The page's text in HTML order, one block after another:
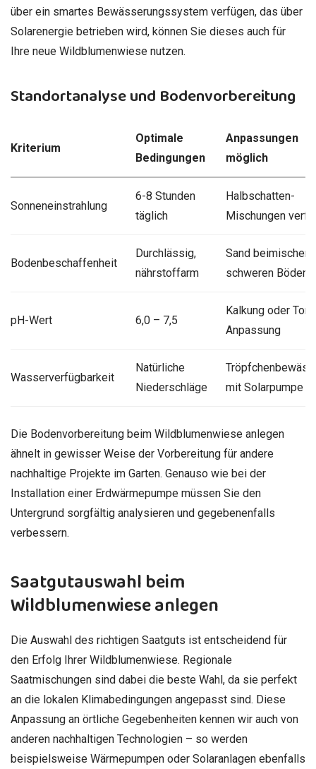
über ein smartes Bewässerungssystem verfügen, das über
Solarenergie betrieben wird, können Sie dieses auch für
Ihre neue Wildblumenwiese nutzen.
Standortanalyse und Bodenvorbereitung
Kriterium
Optimale
Bedingungen
Anpassungen
möglich
Sonneneinstrahlung
6-8 Stunden
täglich
Halbschatten-
Mischungen
Bodenbeschaffenheit
Durchlässig,
nährstoffarm
Sand beimischen
schweren Böden
pH-Wert 6,0 – 7,5
Kalkung oder Torf
Anpassung
Wasserverfügbarkeit
Natürliche
Niederschläge
mit Solarpumpe
Die Bodenvorbereitung beim Wildblumenwiese anlegen
ähnelt in gewisser Weise der Vorbereitung für andere
nachhaltige Projekte im Garten. Genauso wie bei der
Installation einer Erdwärmepumpe müssen Sie den
Untergrund sorgfältig analysieren und gegebenenfalls
verbessern.
Saatgutauswahl beim
Wildblumenwiese anlegen
Die Auswahl des richtigen Saatguts ist entscheidend für
den Erfolg Ihrer Wildblumenwiese. Regionale
Saatmischungen sind dabei die beste Wahl, da sie perfekt
an die lokalen Klimabedingungen angepasst sind. Diese
Anpassung an örtliche Gegebenheiten kennen wir auch von
anderen nachhaltigen Technologien – so werden
beispielsweise Wärmepumpen oder Solaranlagen ebenfalls